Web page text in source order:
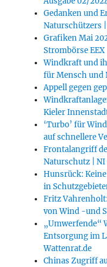
Gedanken und
Naturschützers |
Grafiken Mai
Strombörse EEX
Windkraft und
für Mensch und
Appell gegen
Kieler
‘Turbo’ für
auf schnellere
Frontalangriff
Naturschutz | NI
Hunsrück:
in
Fritz
von Wind -und
„Umwerfende“
Entsorgung im
Wattenrat.de
Chinas Zugriff